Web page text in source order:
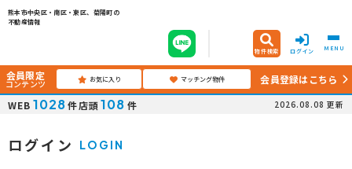
熊本市中央区・南区・東区、菊陽町の
不動産情報
物件検索 ログイン MENU
会員限定
コンテンツ お気に入り マッチング物件
会員登録はこちら
WEB 1028 件店頭108 件 2026.08.08 更新
ログイン LOGIN